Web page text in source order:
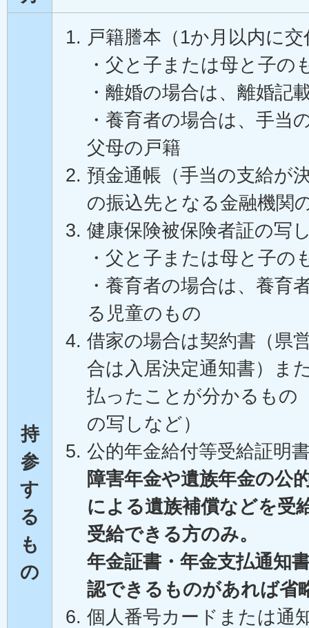
持
参
す
る
も
の
戸籍謄本（1か月以内に
・父と子または母と子の
・離婚の場合は、離婚記
・養育者の場合は、手当
父母の戸籍
預金通帳（手当の支給が
の振込先となる金融機関
健康保険被保険者証の写
・父と子または母と子の
・養育者の場合は、養育
る児童のもの
借家の場合は契約書（県
合は入居決定通知書）ま
払ったことが分かるもの
の写しなど）
公的年金給付等受給証明
障害年金や遺族年金の公
による遺族補償などを受
受給できる方のみ。
年金証書・年金支払通知
認できるものがあれば省
個人番号カードまたは通